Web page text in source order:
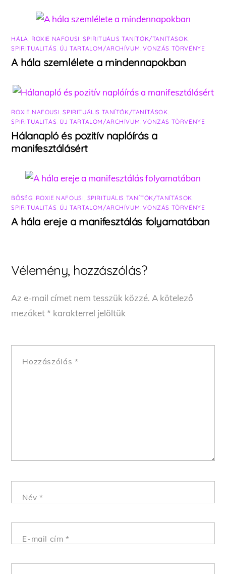
HÁLA ROXIE NAFOUSI SPIRITUÁLIS TANÍTÓK/TANÍTÁSOK
SPIRITUALITÁS ÚJ TARTALOM/ARCHÍVUM ,VONZÁS TÖRVÉNYE
A hála szemlélete a mindennapokban
ROXIE NAFOUSI ,SPIRITUÁLIS TANÍTÓK/TANÍTÁSOK
SPIRITUALITÁS ÚJ TARTALOM/ARCHÍVUM ,VONZÁS TÖRVÉNYE
Hálanapló és pozitív naplóírás a
manifesztálásért
BŐSÉG ROXIE NAFOUSI SPIRITUÁLIS TANÍTÓK/TANÍTÁSOK
SPIRITUALITÁS ÚJ TARTALOM/ARCHÍVUM ,VONZÁS TÖRVÉNYE
A hála ereje a manifesztálás folyamatában
Vélemény, hozzászólás?
Az e-mail címet nem tesszük közzé. A kötelező
mezőket* karakterrel jelöltük
Hozzászólás *
Név *
E-mail cím*